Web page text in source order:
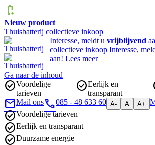
Nieuw product
Thuisbatterij collectieve inkoop
Interesse, meldt uvrijblijvend
collectieve inkoopInteresse,
aan!Lees meer
Ga naar de inhoud
Voordelige
tarieven
Eerlijk en
transparant
Mail ons 085 - 48 633 60 A- A A+
Voordelige tarieven
Eerlijk en transparant
Duurzame energie